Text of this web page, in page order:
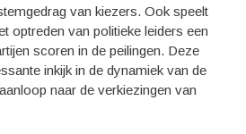
van kiezers. Ook speelt
optreden van politieke leiders een
scoren in de peilingen. Deze
inkijk in de dynamiek van de
naar de verkiezingen van